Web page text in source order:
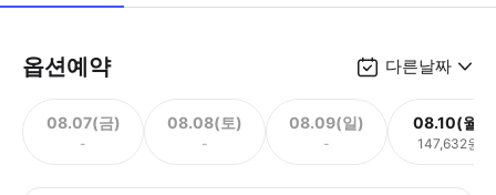
옵션예약 다른날짜
08.07(금)
-
08.08(토)
-
08.09(일)
-
08.10(월)
147,632원